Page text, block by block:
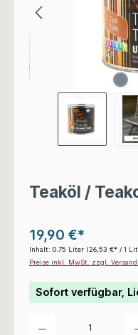
Teaköl /
19,90 €*
Inhalt: 0.75 Liter (26,53 €* / 1
Preise inkl. MwSt. zzgl.
Sofort verfügbar,